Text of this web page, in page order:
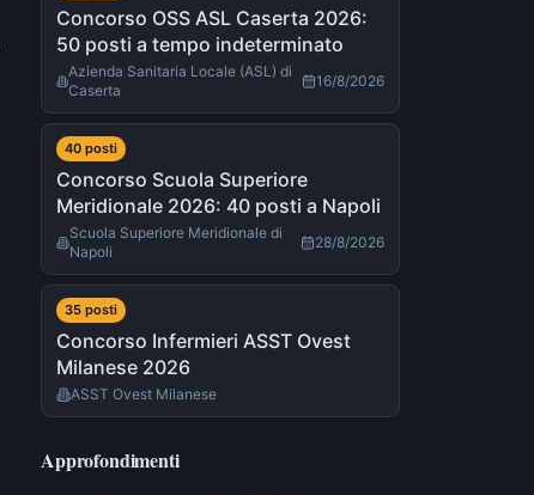
Concorso OSS ASL Caserta 2026:
50 posti a tempo indeterminato
Azienda Sanitaria Locale (ASL) di
Caserta
16/8/2026
40 posti
Concorso Scuola Superiore
Meridionale 2026: 40 posti a Napoli
Scuola Superiore Meridionale di
Napoli
28/8/2026
35 posti
Concorso Infermieri ASST Ovest
Milanese 2026
ASST Ovest Milanese
Approfondimenti